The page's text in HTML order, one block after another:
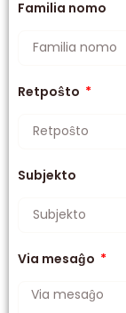
Familia nomo
Retpoŝto
Subjekto
Via mesaĝo